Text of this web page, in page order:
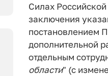
Силах
заключения
постановлением
дополнительной
отдельным
области" (с